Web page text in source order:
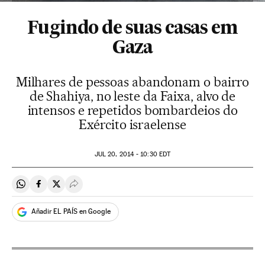
Fugindo de suas casas em
Gaza
Milhares de pessoas abandonam o bairro
de Shahiya, no leste da Faixa, alvo de
intensos e repetidos bombardeios do
Exército israelense
JUL 20, 2014 - 10:30EDT
Compartir en Whatsapp
Compartir en Facebook
Compartir en Twitter
Desplegar Redes Sociales
Añadir EL PAÍS en Google